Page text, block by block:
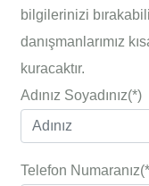
bilgilerinizi
danışmanlarımız
kuracaktır.
Adınız Soyadınız(*)
Telefon